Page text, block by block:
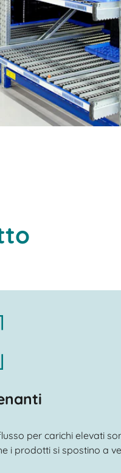
per carichi elevati
i prodotti si spostino a